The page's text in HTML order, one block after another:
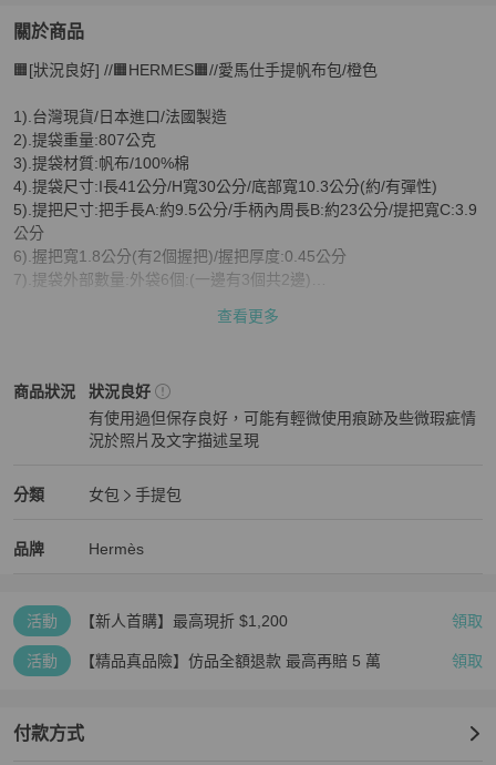
關於商品
關於🟧[狀況良好] //🟧HERMES🟧//愛馬仕手提帆布包/橙色
🟧[狀況良好] //🟧HERMES🟧//愛馬仕手提帆布包/橙色
1).台灣現貨/日本進口/法國製造
2).提袋重量:807公克
3).提袋材質:帆布/100%棉
4).提袋尺寸:I長41公分/H寬30公分/底部寬10.3公分(約/有彈性)
5).提把尺寸:把手長A:約9.5公分/手柄內周長B:約23公分/提把寬C:3.9
公分
6).握把寬1.8公分(有2個握把)/握把厚度:0.45公分
7).提袋外部數量:外袋6個:(一邊有3個共2邊)
12).提袋內部小袋尺寸: (可裝的範圍)內部尺寸/29.2公分X19公分
13).D金屬圓扣直徑:1.4公分/外部橘色小標籤:2.4公分X1公分
14).提袋平放底部摺疊收納時: 平面有3段:第一段平面1.6公分/第二段
15).提袋狀態(外部): 是一件全很新保存很好的提袋,只有底部有些微
17).您好~可以直接下標購買喔!或用"聊聊"連絡確認,謝謝您,感謝您,再
查看更多
商品狀況
Hermès女包商品狀態與細節
狀況良好
有使用過但保存良好，可能有輕微使用痕跡及些微瑕疵情
況於照片及文字描述呈現
分類
Hermès 女包分類資訊
女包
手提包
品牌
Hermès 精品女包品牌介紹
Hermès
Hermès 推薦清單
活動 【新人首購】最高現折 $1,200 領取
活動 【精品真品險】仿品全額退款 最高再賠 5 萬 領取
付款方式